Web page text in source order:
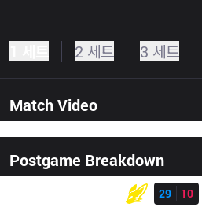
2 세트 3 세트
Match Video
Postgame Breakdown
29
10